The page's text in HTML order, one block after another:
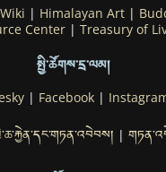
Himalayan Art|
Center
Treasury of
སྤྱི་ཚོགས་དྲ་ལམ།
| Facebook|